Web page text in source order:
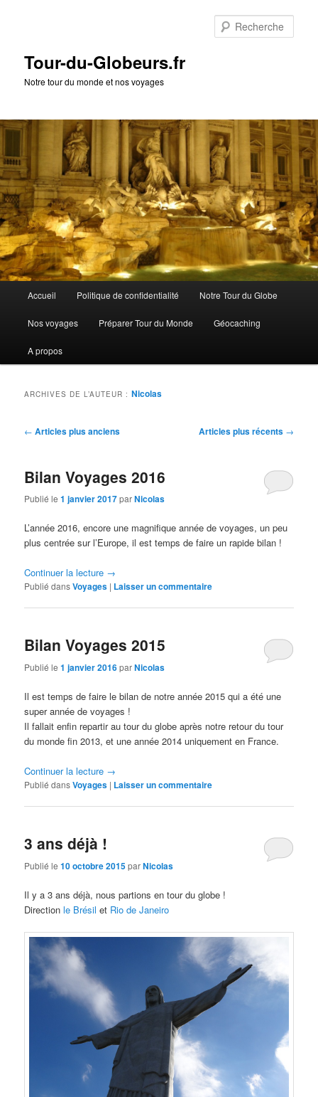
Tour-du-Globeurs.fr
Notre tour du monde et nos voyages
Aller
au
contenu
principal
Aller
au
contenu
secondaire
Accueil Politique de confidentialité Notre Tour du Globe
Nos voyages Préparer Tour du Monde Géocaching
A propos
ARCHIVES DE L’AUTEUR :Nicolas
Navigation
← Articles plus anciens Articles plus récents →
Bilan Voyages 2016
Publié le1 janvier 2017parNicolas
L’année 2016, encore une magnifique année de voyages, un peu
plus centrée sur l’Europe, il est temps de faire un rapide bilan !
Continuer la lecture →
Publié dansVoyages | Laisser un commentaire
Bilan Voyages 2015
Publié le1 janvier 2016parNicolas
Il est temps de faire le bilan de notre année 2015 qui a été une
super année de voyages !
Il fallait enfin repartir au tour du globe après notre retour du tour
du monde fin 2013, et une année 2014 uniquement en France.
Continuer la lecture →
Publié dansVoyages | Laisser un commentaire
3 ans déjà !
Publié le10 octobre 2015parNicolas
Il y a 3 ans déjà, nous partions en tour du globe !
Directionle Brésil et Rio de Janeiro